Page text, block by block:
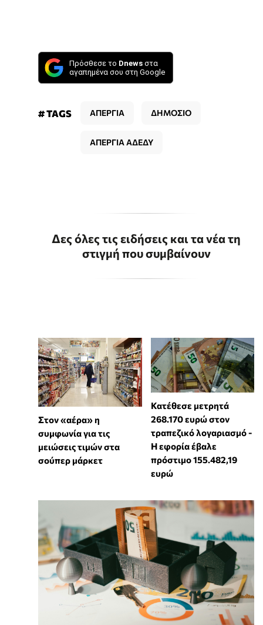
Πρόσθεσε το Dnews στα
αγαπημένα σου στη Google
# TAGS ΑΠΕΡΓΙΑ ΔΗΜΟΣΙΟ
ΑΠΕΡΓΙΑ ΑΔΕΔΥ
Δες όλες τις ειδήσεις και τα νέα τη
στιγμή που συμβαίνουν
Στον «αέρα» η
συμφωνία για τις
μειώσεις τιμών στα
σούπερ μάρκετ
Κατέθεσε μετρητά
268.170 ευρώ στον
τραπεζικό λογαριασμό -
Η εφορία έβαλε
πρόστιμο 155.482,19
ευρώ